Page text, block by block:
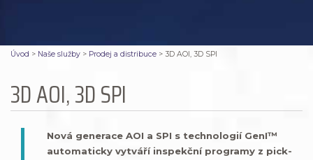
Úvod > Naše služby > Prodej a distribuce > 3D AOI, 3D SPI
3D AOI, 3D SPI
Nová generace AOI a SPI s technologií GenI™
automaticky vytváří inspekční programy z pick-